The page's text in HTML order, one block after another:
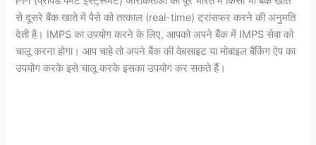
से दूसरे बैंक खाते में पैसे को तत्काल (real-time) ट्रांसफर करने की अनुमति
देती है। IMPS का उपयोग करने के लिए, आपको अपने बैंक में IMPS सेवा को
चालू करना होगा। आप चाहे तो अपने बैंक की वेबसाइट या मोबाइल बैंकिंग ऐप का
उपयोग करके इसे चालू करके इसका उपयोग कर सकते हैं।